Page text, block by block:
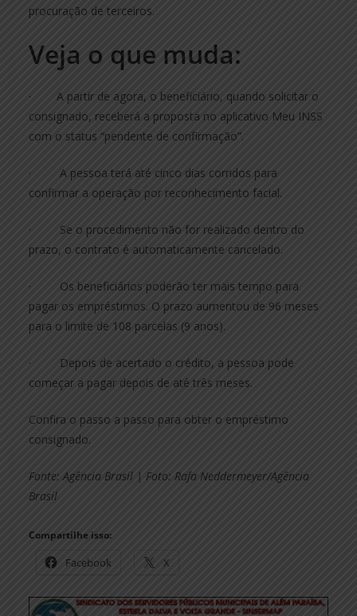
procuração de terceiros.
Veja o que muda:
· A partir de agora, o beneficiário, quando solicitar o
consignado, receberá a proposta no aplicativo Meu INSS
com o status “pendente de confirmação”.
· A pessoa terá até cinco dias corridos para
confirmar a operação por reconhecimento facial.
· Se o procedimento não for realizado dentro do
prazo, o contrato é automaticamente cancelado.
· Os beneficiários poderão ter mais tempo para
pagar os empréstimos. O prazo aumentou de 96 meses
para o limite de 108 parcelas (9 anos).
· Depois de acertado o crédito, a pessoa pode
começar a pagar depois de até três meses.
Confira o passo a passo para obter o empréstimo
consignado.
Fonte: Agência Brasil | Foto: Rafa Neddermeyer/Agência
Brasil
Compartilhe isso:
Facebook X